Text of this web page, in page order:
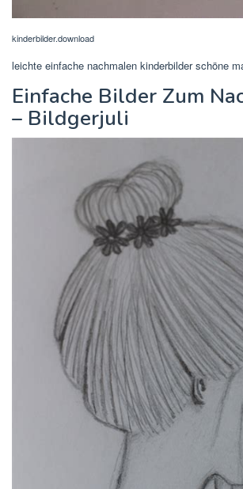
kinderbilder.download
leichte einfache nachmalen kinderbilder schöne
Einfache Bilder Zum
– Bildgerjuli